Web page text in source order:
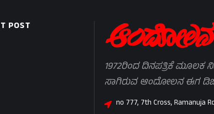
POST
1972ರಿಂದ ದಿನಪತ್ರಿಕೆ ಮೂಲಕ
ಸಾಗಿರುವ ಆಂದೋಲನ ಈಗ
no 777, 7th Cross, Ramanuja